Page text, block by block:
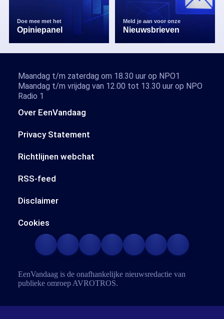
Doe mee met het
Opiniepanel
Meld je aan voor onze
Nieuwsbrieven
Over EenVandaag
Privacy Statement
Richtlijnen webchat
RSS-feed
Disclaimer
Cookies
Maandag t/m zaterdag om 18.30 uur op NPO1
Maandag t/m vrijdag van 12.00 tot 13.30 uur op NPO
Radio 1
EenVandaag is de onafhankelijke nieuwsredactie van
publieke omroep AVROTROS.